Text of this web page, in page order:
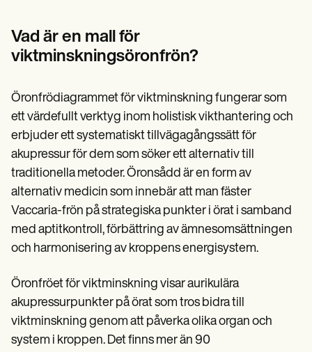
Demos
Training Hub
Webinars
Pricing
Why Carepatron?
Get started
Vad är en mall för
viktminskningsöronfrön?
Öronfrödiagrammet för viktminskning fungerar som
ett värdefullt verktyg inom holistisk vikthantering och
erbjuder ett systematiskt tillvägagångssätt för
akupressur för dem som söker ett alternativ till
traditionella metoder. Öronsådd är en form av
alternativ medicin som innebär att man fäster
Vaccaria-frön på strategiska punkter i örat i samband
med aptitkontroll, förbättring av ämnesomsättningen
och harmonisering av kroppens energisystem.
Öronfröet för viktminskning visar aurikulära
akupressurpunkter på örat som tros bidra till
viktminskning genom att påverka olika organ och
system i kroppen. Det finns mer än 90